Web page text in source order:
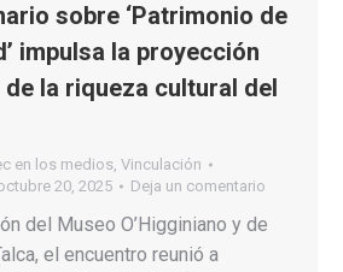
sobre ‘Patrimonio de
impulsa la proyección
la riqueza cultural del
en los medios, Vinculación
20, 2025 Deja un comentario
del Museo O’Higginiano y de
el encuentro reunió a